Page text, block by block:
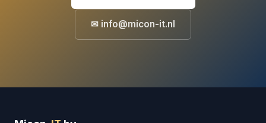
✉ info@micon-it.nl